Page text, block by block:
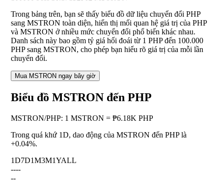
Trong bảng trên, bạn sẽ thấy biểu đồ dữ liệu chuyển đổi PHP
sang MSTRON toàn diện, hiển thị mối quan hệ giá trị của PHP
và MSTRON ở nhiều mức chuyển đổi phổ biến khác nhau.
Danh sách này bao gồm tỷ giá hối đoái từ 1 PHP đến 100.000
PHP sang MSTRON, cho phép bạn hiểu rõ giá trị của mỗi lần
chuyển đổi.
Mua MSTRON ngay bây giờ
Biểu đồ MSTRON đến PHP
MSTRON/PHP: 1 MSTRON = ₱6.18K PHP
Trong quá khứ 1D, dao động của MSTRON đến PHP là
+0.04%.
1D7D1M3M1YALL
----
--